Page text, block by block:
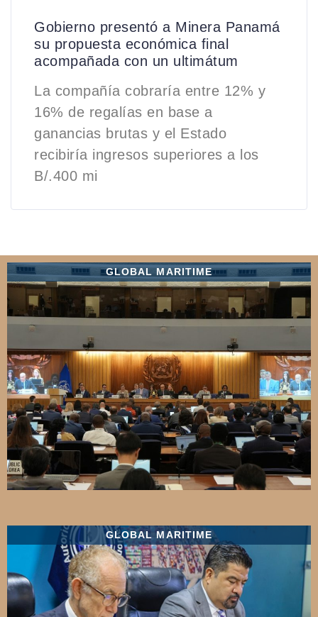
Gobierno presentó a Minera Panamá
su propuesta económica final
acompañada con un ultimátum
La compañía cobraría entre 12% y
16% de regalías en base a
ganancias brutas y el Estado
recibiría ingresos superiores a los
B/.400 mi
GLOBAL MARITIME
GLOBAL MARITIME